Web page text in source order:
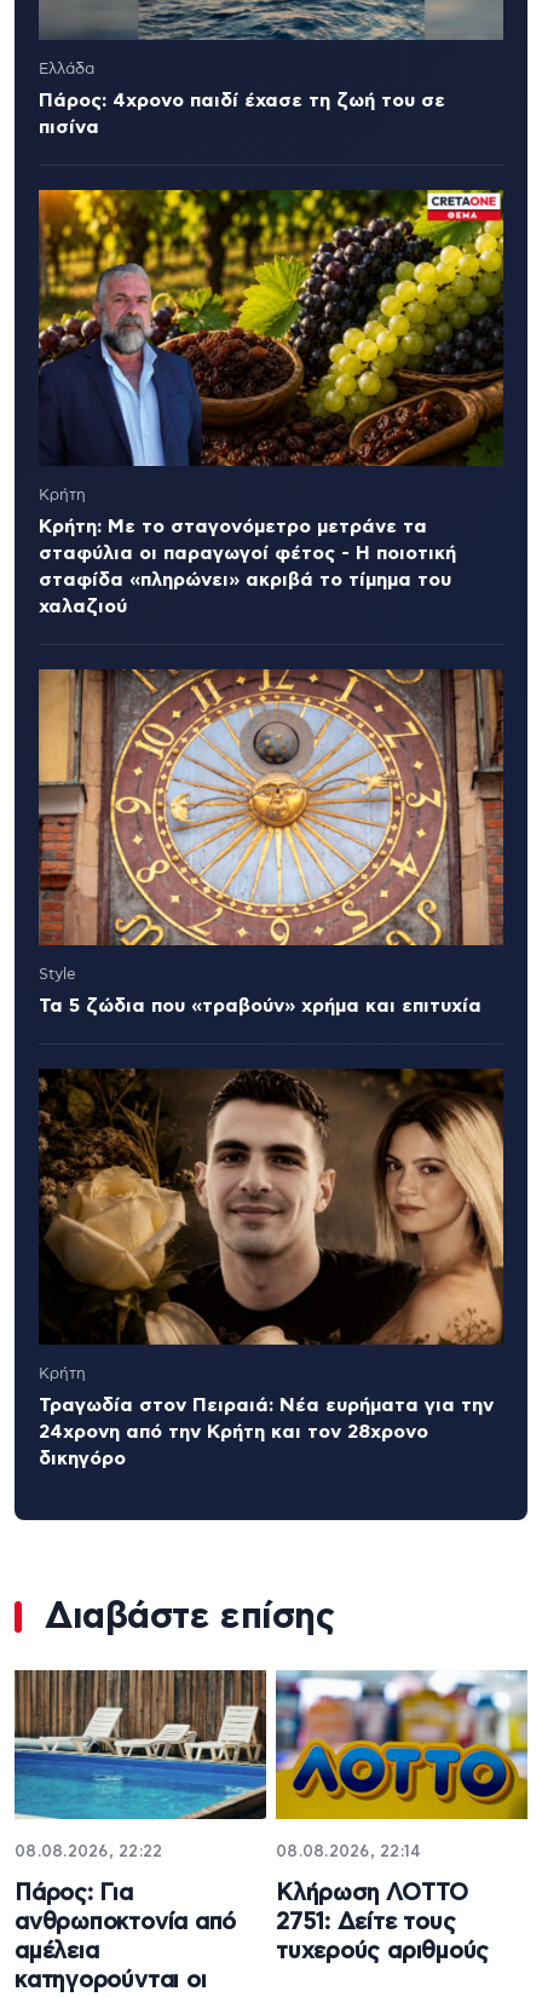
Ελλάδα
Πάρος: 4χρονο παιδί έχασε τη ζωή του σε
πισίνα
Κρήτη
Κρήτη: Με το σταγονόμετρο μετράνε τα
σταφύλια οι παραγωγοί φέτος - Η ποιοτική
σταφίδα «πληρώνει» ακριβά το τίμημα του
χαλαζιού
Style
Τα 5 ζώδια που «τραβούν» χρήμα και επιτυχία
Κρήτη
Τραγωδία στον Πειραιά: Νέα ευρήματα για την
24χρονη από την Κρήτη και τον 28χρονο
δικηγόρο
Διαβάστε επίσης
08.08.2026, 22:22
Πάρος: Για
ανθρωποκτονία από
αμέλεια
κατηγορούνται οι
08.08.2026, 22:14
Κλήρωση ΛΟΤΤΟ
2751: Δείτε τους
τυχερούς αριθμούς